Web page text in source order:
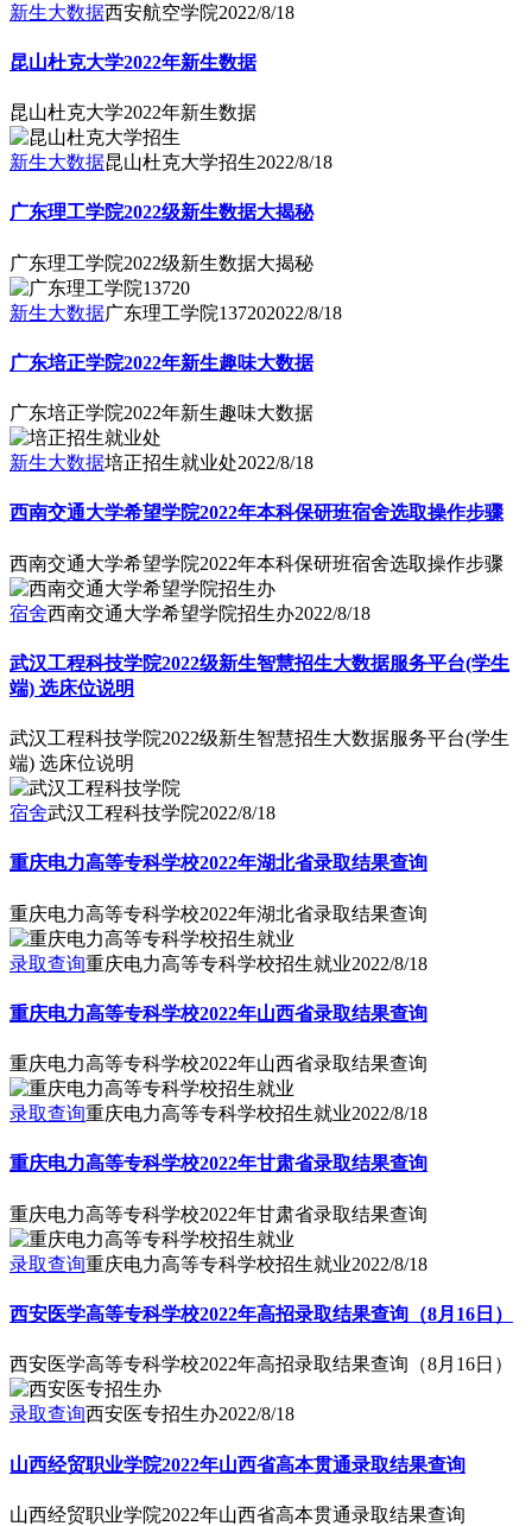
新生大数据西安航空学院2022/8/18
昆山杜克大学2022年新生数据
昆山杜克大学2022年新生数据
新生大数据昆山杜克大学招生2022/8/18
广东理工学院2022级新生数据大揭秘
广东理工学院2022级新生数据大揭秘
新生大数据广东理工学院137202022/8/18
广东培正学院2022年新生趣味大数据
广东培正学院2022年新生趣味大数据
新生大数据培正招生就业处2022/8/18
西南交通大学希望学院2022年本科保研班宿舍选取操作步骤
西南交通大学希望学院2022年本科保研班宿舍选取操作步骤
宿舍西南交通大学希望学院招生办2022/8/18
武汉工程科技学院2022级新生智慧招生大数据服务平台(学生
端) 选床位说明
武汉工程科技学院2022级新生智慧招生大数据服务平台(学生
端) 选床位说明
宿舍武汉工程科技学院2022/8/18
重庆电力高等专科学校2022年湖北省录取结果查询
重庆电力高等专科学校2022年湖北省录取结果查询
录取查询重庆电力高等专科学校招生就业2022/8/18
重庆电力高等专科学校2022年山西省录取结果查询
重庆电力高等专科学校2022年山西省录取结果查询
录取查询重庆电力高等专科学校招生就业2022/8/18
重庆电力高等专科学校2022年甘肃省录取结果查询
重庆电力高等专科学校2022年甘肃省录取结果查询
录取查询重庆电力高等专科学校招生就业2022/8/18
西安医学高等专科学校2022年高招录取结果查询（8月16日）
西安医学高等专科学校2022年高招录取结果查询（8月16日）
录取查询西安医专招生办2022/8/18
山西经贸职业学院2022年山西省高本贯通录取结果查询
山西经贸职业学院2022年山西省高本贯通录取结果查询